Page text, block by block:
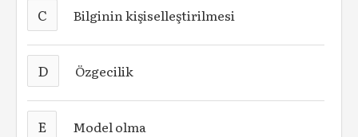
C Bilginin kişiselleştirilmesi
D Özgecilik
E Model olma